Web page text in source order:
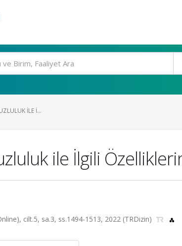
ILE İ...
ile İlgili
cilt.5, sa.3, ss.1494-1513, 2022 (TRDizin)